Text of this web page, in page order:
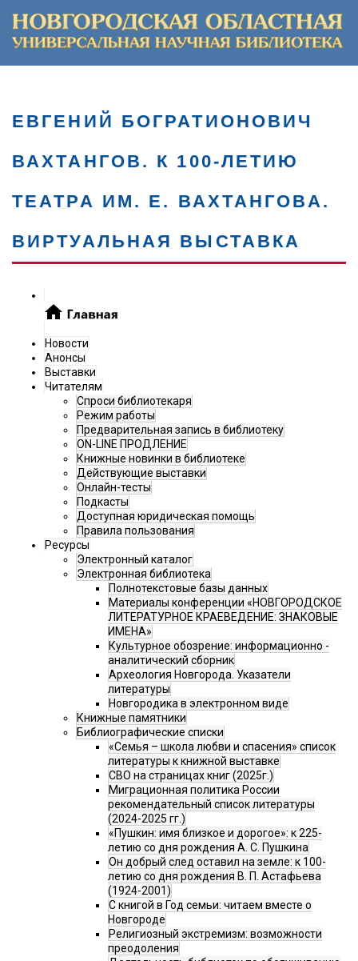
ЕВГЕНИЙ БОГРАТИОНОВИЧ
ВАХТАНГОВ. К 100-ЛЕТИЮ
ТЕАТРА ИМ. Е. ВАХТАНГОВА.
ВИРТУАЛЬНАЯ ВЫСТАВКА
Новости
Анонсы
Выставки
Читателям
Спроси библиотекаря
Режим работы
Предварительная запись в библиотеку
ON-LINE ПРОДЛЕНИЕ
Книжные новинки в библиотеке
Действующие выставки
Онлайн-тесты
Подкасты
Доступная юридическая помощь
Правила пользования
Ресурсы
Электронный каталог
Электронная библиотека
Полнотекстовые базы данных
Материалы конференции «НОВГОРОДСКОЕ
ЛИТЕРАТУРНОЕ КРАЕВЕДЕНИЕ: ЗНАКОВЫЕ
ИМЕНА»
Культурное обозрение: информационно -
аналитический сборник
Археология Новгорода. Указатели
литературы
Новгородика в электронном виде
Книжные памятники
Библиографические списки
«Семья – школа любви и спасения» список
литературы к книжной выставке
СВО на страницах книг (2025г.)
Миграционная политика России
рекомендательный список литературы
(2024-2025 гг.)
«Пушкин: имя близкое и дорогое»: к 225-
летию со дня рождения А. С. Пушкина
Он добрый след оставил на земле: к 100-
летию со дня рождения В. П. Астафьева
(1924-2001)
С книгой в Год семьи: читаем вместе о
Новгороде
Религиозный экстремизм: возможности
преодоления